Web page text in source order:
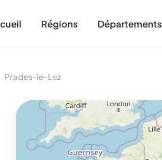
Régions Départements
Prades-le-Lez